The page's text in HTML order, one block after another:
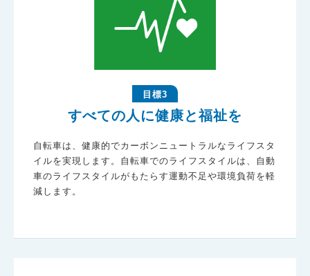
目標3
すべての人に健康と福祉を
自転車は、健康的でカーボンニュートラルなライフスタ
イルを実現します。自転車でのライフスタイルは、自動
車のライフスタイルがもたらす運動不足や環境負荷を軽
減します。